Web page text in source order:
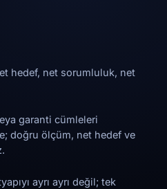
hedef, net sorumluluk, net
garanti cümleleri
doğru ölçüm, net hedef ve
ayrı ayrı değil; tek